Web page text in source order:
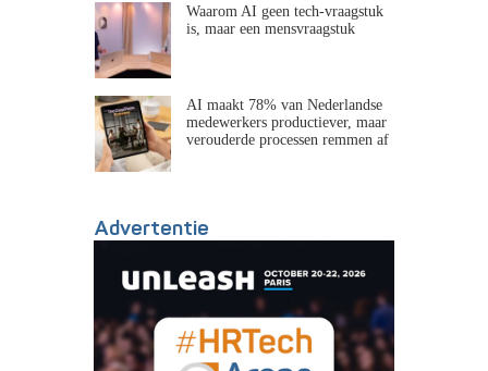
Waarom AI geen tech-vraagstuk
is, maar een mensvraagstuk
AI maakt 78% van Nederlandse
medewerkers productiever, maar
verouderde processen remmen af
Advertentie